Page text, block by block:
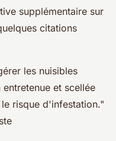
supplémentaire sur
citations
les nuisibles
et scellée
risque d'infestation."